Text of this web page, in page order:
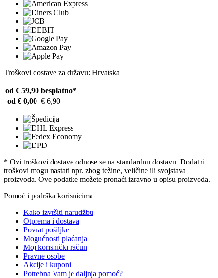
Troškovi dostave za državu: Hrvatska
od € 59,90 besplatno*
od € 0,00 € 6,90
* Ovi troškovi dostave odnose se na standardnu ​​dostavu. Dodatni
troškovi mogu nastati npr. zbog težine, veličine ili svojstava
proizvoda. Ove podatke možete pronaći izravno u opisu proizvoda.
Pomoć i podrška korisnicima
Kako izvršiti narudžbu
Otprema i dostava
Povrat pošiljke
Mogućnosti plaćanja
Moj korisnički račun
Pravne osobe
Akcije i kuponi
Potrebna Vam je daljnja pomoć?